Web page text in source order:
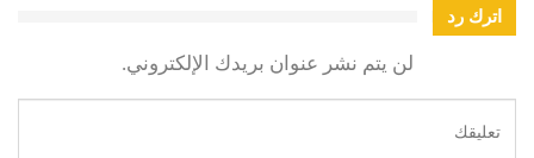
اترك رد
لن يتم نشر عنوان بريدك الإلكتروني.